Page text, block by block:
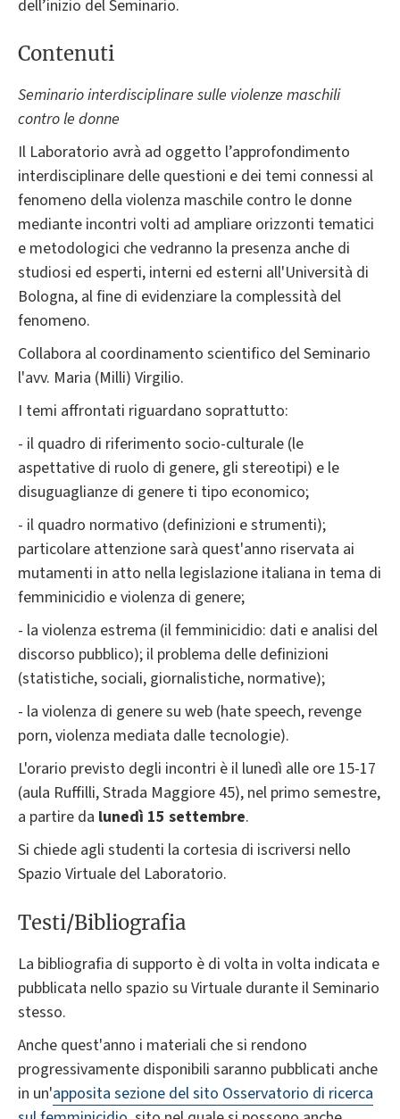
dell’inizio del Seminario.
Contenuti
Seminario interdisciplinare sulle violenze maschili
contro le donne
Il Laboratorio avrà ad oggetto l’approfondimento
interdisciplinare delle questioni e dei temi connessi al
fenomeno della violenza maschile contro le donne
mediante incontri volti ad ampliare orizzonti tematici
e metodologici che vedranno la presenza anche di
studiosi ed esperti, interni ed esterni all'Università di
Bologna, al fine di evidenziare la complessità del
fenomeno.
Collabora al coordinamento scientifico del Seminario
l'avv. Maria (Milli) Virgilio.
I temi affrontati riguardano soprattutto:
- il quadro di riferimento socio-culturale (le
aspettative di ruolo di genere, gli stereotipi) e le
disuguaglianze di genere ti tipo economico;
- il quadro normativo (definizioni e strumenti);
particolare attenzione sarà quest'anno riservata ai
mutamenti in atto nella legislazione italiana in tema di
femminicidio e violenza di genere;
- la violenza estrema (il femminicidio: dati e analisi del
discorso pubblico); il problema delle definizioni
(statistiche, sociali, giornalistiche, normative);
- la violenza di genere su web (hate speech, revenge
porn, violenza mediata dalle tecnologie).
L'orario previsto degli incontri è il lunedì alle ore 15-17
(aula Ruffilli, Strada Maggiore 45), nel primo semestre,
a partire da lunedì 15 settembre.
Si chiede agli studenti la cortesia di iscriversi nello
Spazio Virtuale del Laboratorio.
Testi/Bibliografia
La bibliografia di supporto è di volta in volta indicata e
pubblicata nello spazio su Virtuale durante il Seminario
stesso.
Anche quest'anno i materiali che si rendono
progressivamente disponibili saranno pubblicati anche
in un'apposita sezione del sito Osservatorio di ricerca